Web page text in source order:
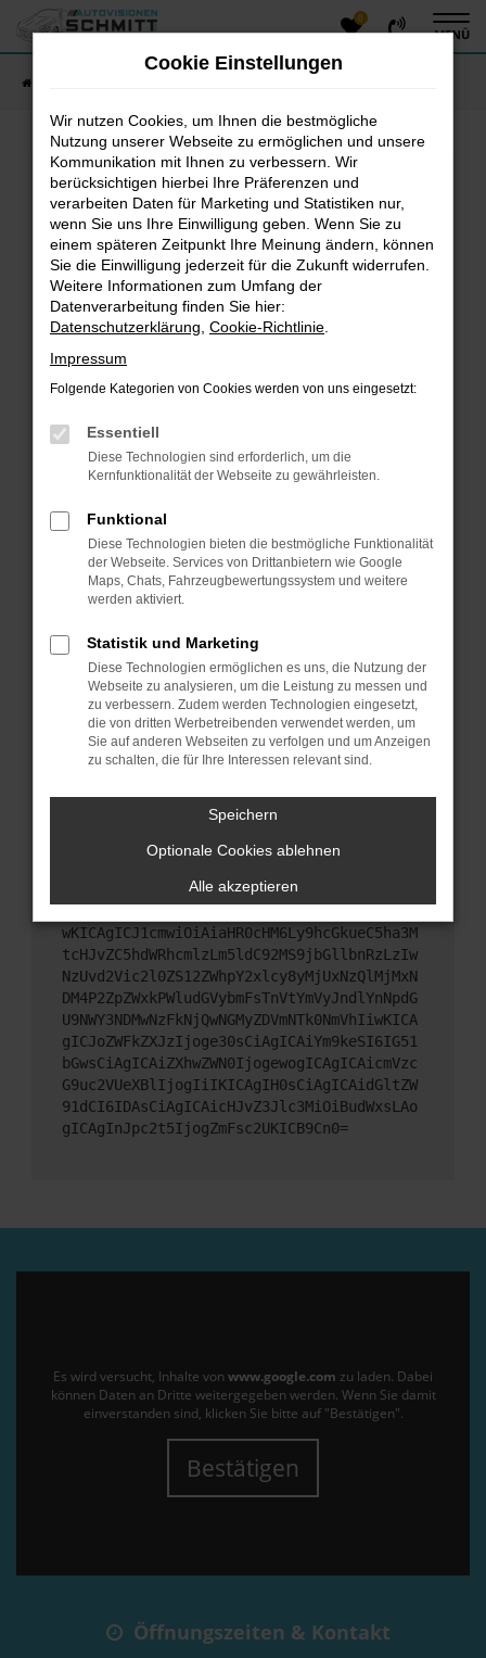
Zum
Hauptinhalt
0
MENÜ
Fehler: Network Error
Beim Laden ist ein Fehler aufgetreten.
Hier sind ein paar Tipps, die dir helfen können:
Überprüfe deine Firewall und deine
Internetverbindung.
Laden andere Webseiten, zum Beispiel deine
Suchmaschine?
Prüfe deine Browsererweiterungen.
das Laden bestimmter Seiten verhindern.
Funktioniert die Seite in einem anderen Browser
oder in einem privaten Fenster?
Das kann manchmal helfen, vorübergehende
Probleme zu beheben.
Stelle sicher, dass dein Browser und dein
Betriebssystem auf dem neuesten Stand sind.
Sicherheitsrisiko, sondern kann auch dazu führen,
dass bestimmte Funktionen nicht mehr
unterstützt werden.
Wende dich an den Webseitenbetreiber.
Wenn du alle oben genannten Schritte versucht
hast, kontaktiere uns bitte. Wir werden versuchen,
das Problem zu beheben. Du kannst uns diesen
Text schicken, um uns bei der Fehlersuche zu
unterstützen:
ewogICJuYW1lIjogIk5ldHdvcmtFcnJvciIsCiAgI
mNvbmZpZyI6IHsKICAgICJtZXRob2QiOiAiR0VUIi
wKICAgICJ1cmwiOiAiaHR0cHM6Ly9hcGkueC5ha3M
tcHJvZC5hdWRhcmlzLm5ldC92MS9jbGllbnRzLzIw
NzUvd2Vic2l0ZS12ZWhpY2xlcy8yMjUxNzQlMjMxN
DM4P2ZpZWxkPWludGVybmFsTnVtYmVyJndlYnNpdG
U9NWY3NDMwNzFkNjQwNGMyZDVmNTk0NmVhIiwKICA
gICJoZWFkZXJzIjoge30sCiAgICAiYm9keSI6IG51
bGwsCiAgICAiZXhwZWN0IjogewogICAgICAicmVzc
G9uc2VUeXBlIjogIiIKICAgIH0sCiAgICAidGltZW
91dCI6IDAsCiAgICAicHJvZ3Jlc3MiOiBudWxsLAo
gICAgInJpc2t5IjogZmFsc2UKICB9Cn0=
Es wird versucht, Inhalte von www.google.com zu laden. Dabei
können Daten an Dritte weitergegeben werden. Wenn Sie damit
einverstanden sind, klicken Sie bitte auf "Bestätigen".
Bestätigen
Öffnungszeiten & Kontakt
Cookie Einstellungen
Wir nutzen Cookies, um Ihnen die bestmögliche
Nutzung unserer Webseite zu ermöglichen und unsere
Kommunikation mit Ihnen zu verbessern. Wir
berücksichtigen hierbei Ihre Präferenzen und
verarbeiten Daten für Marketing und Statistiken nur,
wenn Sie uns Ihre Einwilligung geben. Wenn Sie zu
einem späteren Zeitpunkt Ihre Meinung ändern, können
Sie die Einwilligung jederzeit für die Zukunft widerrufen.
Weitere Informationen zum Umfang der
Datenverarbeitung finden Sie hier:
Datenschutzerklärung Cookie-Richtlinie
Impressum
Folgende Kategorien von Cookies werden von uns eingesetzt:
Essentiell
Diese Technologien sind erforderlich, um die
Kernfunktionalität der Webseite zu gewährleisten.
Funktional
Diese Technologien bieten die bestmögliche Funktionalität
der Webseite. Services von Drittanbietern wie Google
Maps, Chats, Fahrzeugbewertungssystem und weitere
werden aktiviert.
Statistik und Marketing
Diese Technologien ermöglichen es uns, die Nutzung der
Webseite zu analysieren, um die Leistung zu messen und
zu verbessern. Zudem werden Technologien eingesetzt,
die von dritten Werbetreibenden verwendet werden, um
Sie auf anderen Webseiten zu verfolgen und um Anzeigen
zu schalten, die für Ihre Interessen relevant sind.
Speichern
Optionale Cookies ablehnen
Alle akzeptieren